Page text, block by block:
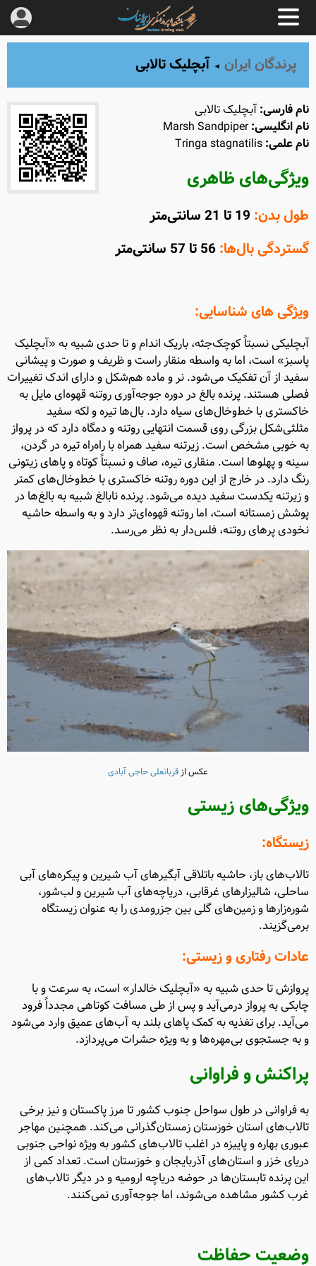
پرندگان ایران ◄ آبچلیک تالابی
نام فارسی:آبچلیک تالابی
نام انگلیسی:Marsh Sandpiper
نام علمی:
ویژگی‌های ظاهری
طول بدن:
گستردگی بال‌ها:
ویژگی های شناسایی:
آبچلیکی نسبتاً کوچک‌جثه، باریک اندام و تا حدی شبیه به «آبچلیک
پاسبز» است، اما به واسطه منقار راست و ظریف و صورت و پیشانی
سفید از آن تفکیک می‌شود. نر و ماده هم‌شکل و دارای اندک تغییرات
فصلی هستند. پرنده بالغ در دوره جوجه‌آوری روتنه قهوه‌ای مایل به
خاکستری با خط‌وخال‌های سیاه دارد. بال‌ها تیره و لکه سفید
مثلثی‌شکل بزرگی روی قسمت انتهایی روتنه و دمگاه دارد که در پرواز
به خوبی مشخص است. زیرتنه سفید همراه با راه‌راه تیره در گردن،
سینه و پهلوها است. منقاری تیره، صاف و نسبتاً کوتاه و پاهای زیتونی
رنگ دارد. در خارج از این دوره روتنه خاکستری با خط‌وخال‌های کمتر
و زیرتنه یکدست سفید دیده می‌شود. پرنده نابالغ شبیه به بالغ‌ها در
پوشش زمستانه است، اما روتنه قهوه‌ای‌تر دارد و به واسطه حاشیه
نخودی پرهای روتنه، فلس‌دار به نظر می‌رسد.
عکس ازقربانعلی حاجی آبادی
ویژگی‌های زیستی
زیستگاه:
تالاب‌های باز، حاشیه باتلاقی آبگیرهای آب شیرین و پیکره‌های آبی
ساحلی، شالیزارهای غرقابی، دریاچه‌های آب شیرین و لب‌شور،
شوره‌زارها و زمین‌های گلی بین جزرومدی را به عنوان زیستگاه
برمی‌گزیند.
عادات رفتاری و زیستی:
پروازش تا حدی شبیه به «آبچلیک خالدار» است، به سرعت و با
چابکی به پرواز درمی‌آید و پس از طی مسافت کوتاهی مجدداً فرود
می‌آید. برای تغذیه به کمک پاهای بلند به آب‌های عمیق وارد می‌شود
و به جستجوی بی‌مهره‌ها و به ویژه حشرات می‌پردازد.
پراکنش و فراوانی
به فراوانی در طول سواحل جنوب کشور تا مرز پاکستان و نیز برخی
تالاب‌های استان خوزستان زمستان‌گذرانی می‌کند. همچنین مهاجر
عبوری بهاره و پاییزه در اغلب تالاب‌های کشور به ویژه نواحی جنوبی
دریای خزر و استان‌های آذربایجان و خوزستان است. تعداد کمی از
این پرنده تابستان‌ها در حوضه دریاچه ارومیه و در دیگر تالاب‌های
غرب کشور مشاهده می‌شوند، اما جوجه‌آوری نمی‌کنند.
وضعیت حفاظت